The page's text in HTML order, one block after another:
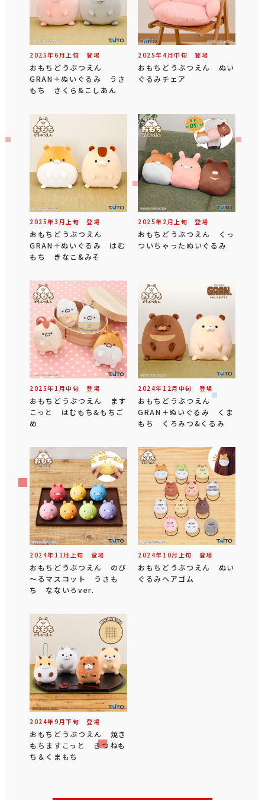
2025年6 月 上旬 登場
おもちどうぶつえん
GRAN＋ぬいぐるみ うさ
もち さくら&こしあん
2025年4 月中旬 登場
おもちどうぶつえん ぬい
ぐるみチェア
2025年3 月 上旬 登場
おもちどうぶつえん
GRAN＋ぬいぐるみ はむ
もち きなこ&みそ
2025年 2 月 上旬 登場
おもちどうぶつえん くっ
ついちゃったぬいぐるみ
2025年 1 月中旬 登場
おもちどうぶつえん ます
こっと はむもち&もちご
め
2024年 12 月 中旬 登場
おもちどうぶつえん
GRAN＋ぬいぐるみ くま
もち くろみつ&くるみ
2024年 11 月 上旬 登場
おもちどうぶつえん のび
～るマスコット うさも
ち なないろver.
2024年 10月 上旬 登場
おもちどうぶつえん ぬい
ぐるみヘアゴム
2024年9 月下旬 登場
おもちどうぶつえん 焼き
もちますこっと きつねも
ち＆くまもち